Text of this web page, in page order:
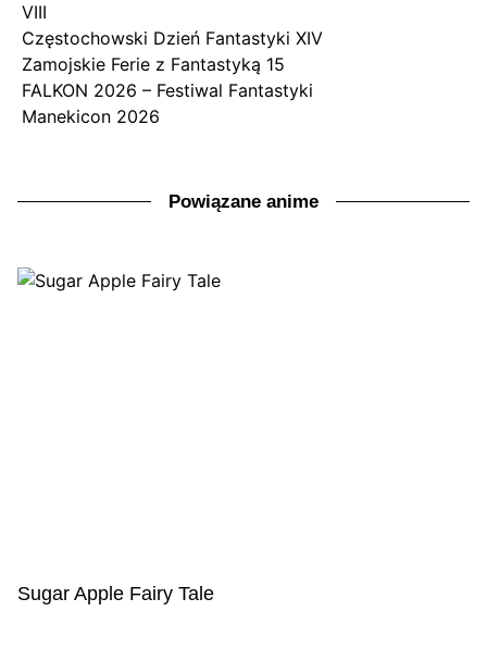
VIII
Częstochowski Dzień Fantastyki XIV
Zamojskie Ferie z Fantastyką 15
FALKON 2026 – Festiwal Fantastyki
Manekicon 2026
Powiązane anime
Sugar Apple Fairy Tale